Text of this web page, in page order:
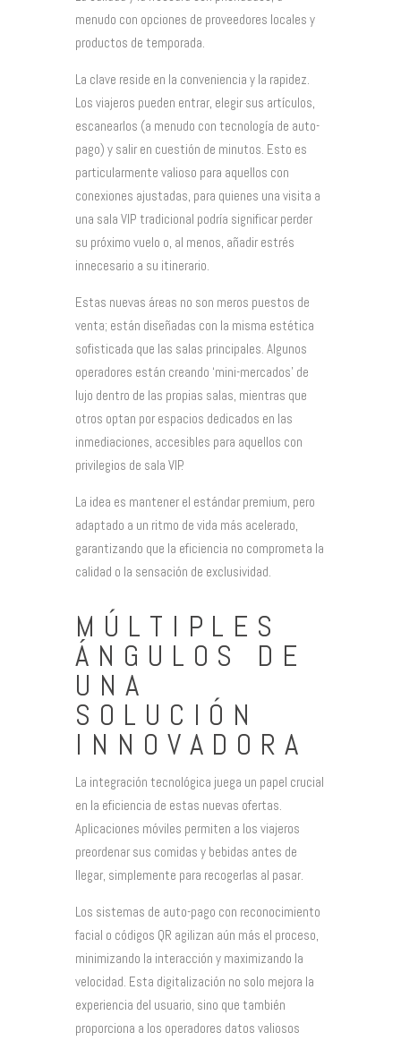
menudo con opciones de proveedores locales y
productos de temporada.
La clave reside en la conveniencia y la rapidez.
Los viajeros pueden entrar, elegir sus artículos,
escanearlos (a menudo con tecnología de auto-
pago) y salir en cuestión de minutos. Esto es
particularmente valioso para aquellos con
conexiones ajustadas, para quienes una visita a
una sala VIP tradicional podría significar perder
su próximo vuelo o, al menos, añadir estrés
innecesario a su itinerario.
Estas nuevas áreas no son meros puestos de
venta; están diseñadas con la misma estética
sofisticada que las salas principales. Algunos
operadores están creando ‘mini-mercados’ de
lujo dentro de las propias salas, mientras que
otros optan por espacios dedicados en las
inmediaciones, accesibles para aquellos con
privilegios de sala VIP.
La idea es mantener el estándar premium, pero
adaptado a un ritmo de vida más acelerado,
garantizando que la eficiencia no comprometa la
calidad o la sensación de exclusividad.
MÚLTIPLES
ÁNGULOS DE
UNA
SOLUCIÓN
INNOVADORA
La integración tecnológica juega un papel crucial
en la eficiencia de estas nuevas ofertas.
Aplicaciones móviles permiten a los viajeros
preordenar sus comidas y bebidas antes de
llegar, simplemente para recogerlas al pasar.
Los sistemas de auto-pago con reconocimiento
facial o códigos QR agilizan aún más el proceso,
minimizando la interacción y maximizando la
velocidad. Esta digitalización no solo mejora la
experiencia del usuario, sino que también
proporciona a los operadores datos valiosos